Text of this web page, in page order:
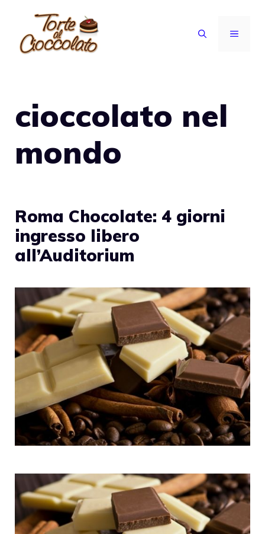
contenuto
MENU
cioccolato nel
mondo
Roma Chocolate: 4 giorni
ingresso libero
all’Auditorium